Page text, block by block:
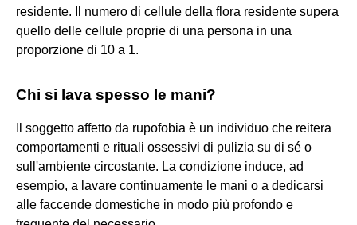
residente. Il numero di cellule della flora residente supera
quello delle cellule proprie di una persona in una
proporzione di 10 a 1.
Chi si lava spesso le mani?
Il soggetto affetto da rupofobia è un individuo che reitera
comportamenti e rituali ossessivi di pulizia su di sé o
sull'ambiente circostante. La condizione induce, ad
esempio, a lavare continuamente le mani o a dedicarsi
alle faccende domestiche in modo più profondo e